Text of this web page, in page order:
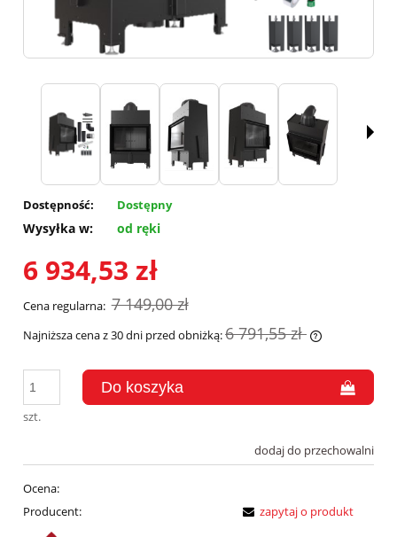
Dostępność: Dostępny
Wysyłka w: od ręki
6 934,53 zł
Cena regularna: 7 149,00 zł
Najniższa cena z 30 dni przed obniżką:6 791,55 zł
30 dni,
momentu,
sprzedaży.
szt.
dodaj do przechowalni
Ocena:
Producent:
zapytaj o produkt